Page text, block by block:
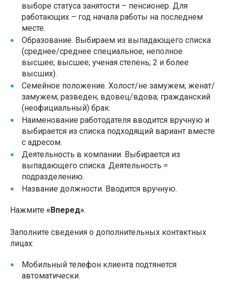
выборе статуса занятости – пенсионер. Для
работающих – год начала работы на последнем
месте.
Образование. Выбираем из выпадающего списка
(среднее/среднее специальное; неполное
высшее; высшее; ученая степень; 2 и более
высших).
Семейное положение. Холост/не замужем; женат/
замужем; разведен; вдовец/вдова; гражданский
(неофициальный) брак.
Наименование работодателя вводится вручную и
выбирается из списка подходящий вариант вместе
с адресом.
Деятельность в компании. Выбирается из
выпадающего списка. Деятельность =
подразделению.
Название должности. Вводится вручную.
Нажмите «Вперед».
Заполните сведения о дополнительных контактных
лицах:
Мобильный телефон клиента подтянется
автоматически.